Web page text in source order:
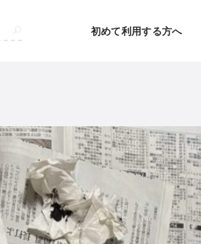
初めて利用する方へ